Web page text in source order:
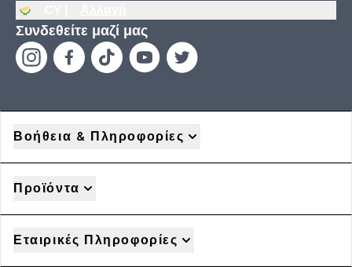
Συνδεθείτε μαζί μας
Βοήθεια & Πληροφορίες
Προϊόντα
Εταιρικές Πληροφορίες